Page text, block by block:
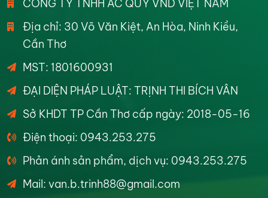
CÔNG TY TNHH ẮC QUY VND VIỆT NAM
Địa chỉ: 30 Võ Văn Kiệt, An Hòa, Ninh Kiều,
Cần Thơ
MST: 1801600931
ĐẠI DIỆN PHÁP LUẬT: TRỊNH THI BÍCH VÂN
Sở KHDT TP Cần Thơ cấp ngày: 2018-05-16
Điện thoại: 0943.253.275
Phản ánh sản phẩm, dịch vụ: 0943.253.275
Mail: van.b.trinh88@gmail.com